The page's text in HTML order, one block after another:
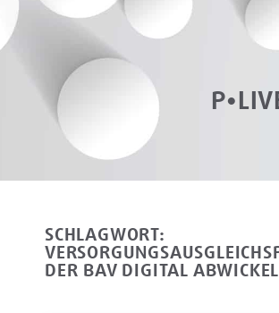
SCHLAGWORT:
DER BAV DIGITAL